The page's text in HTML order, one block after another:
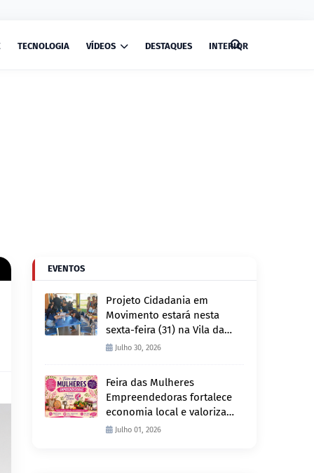
TECNOLOGIA VÍDEOS DESTAQUES INTERIOR
EVENTOS
Projeto Cidadania em
Movimento estará nesta
sexta-feira (31) na Vila da
Penha e sábado (1º) em
Julho 30, 2026
Feira das Mulheres
Empreendedoras fortalece
economia local e valoriza
produção feminina no
Julho 01, 2026